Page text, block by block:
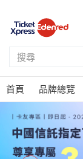
首頁 品牌總覽